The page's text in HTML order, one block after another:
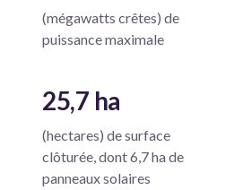
(mégawatts crêtes) de
puissance maximale
25,7 ha
(hectares) de surface
clôturée, dont 6,7 ha de
panneaux solaires